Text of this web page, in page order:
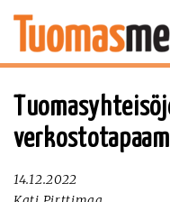
14.12.2022